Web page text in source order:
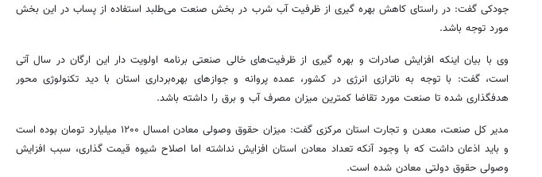
جودکی گفت: در راستای کاهش بهرهگیری از ظرفیت آب شرب در بخش صنعت می‌طلبد استفاده از پساب در این بخش
مورد توجه باشد.
وی با بیان اینکه افزایش صادرات و بهرهگیری از ظرفیت‌های خالی صنعتی برنامه اولویت دار این ارگان در سال آتی
است، گفت: با توجه به ناترازی انرژی در کشور، عمده پروانه و جوازهای بهره‌برداری استان با دید تکنولوژی محور
هدفگذاری شده تا صنعت مورد تقاضا کمترین میزان مصرف آب و برق را داشته باشد.
مدیر کل صنعت، معدن و تجارت استان مرکزی گفت: میزان حقوق وصولی معادن امسال ۱۲۰۰ میلیارد تومان بوده است
و باید اذعان داشت که با وجود آنکه تعداد معادن استان افزایش نداشته اما اصلاح شیوه قیمت گذاری، سبب افزایش
وصولی حقوق دولتی معادن شده است.